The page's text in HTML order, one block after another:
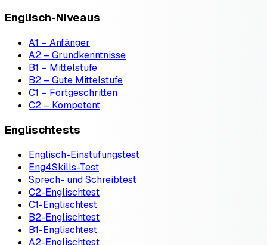
Englisch-Niveaus
A1 – Anfänger
A2 – Grundkenntnisse
B1 – Mittelstufe
B2 – Gute Mittelstufe
C1 – Fortgeschritten
C2 – Kompetent
Englischtests
Englisch-Einstufungstest
Eng4Skills-Test
Sprech- und Schreibtest
C2-Englischtest
C1-Englischtest
B2-Englischtest
B1-Englischtest
A2-Englischtest